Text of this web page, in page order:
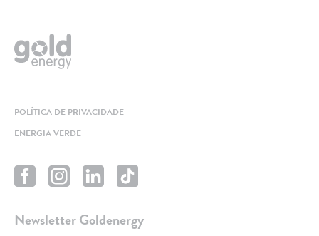
POLÍTICA DE PRIVACIDADE
ENERGIA VERDE
Newsletter Goldenergy